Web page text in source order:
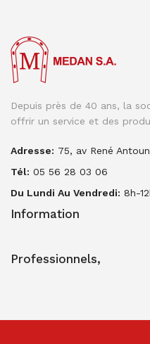
Depuis près de 40 ans, la
offrir un service et des
Adresse: 75, av René
Tél: 05 56 28 03 06
Du Lundi Au Vendredi: 8h-
Information
Professionnels,